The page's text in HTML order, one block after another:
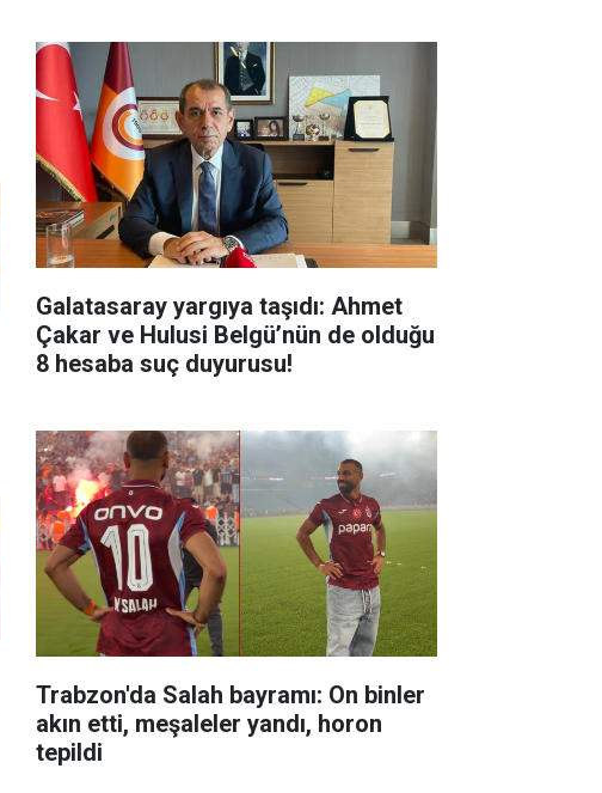
Galatasaray yargıya taşıdı: Ahmet
Çakar ve Hulusi Belgü’nün de olduğu
8 hesaba suç duyurusu!
Trabzon'da Salah bayramı: On binler
akın etti, meşaleler yandı, horon
tepildi